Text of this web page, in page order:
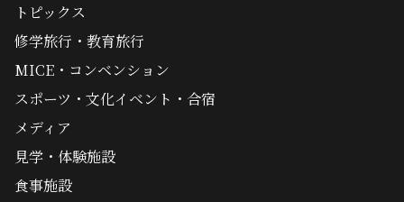
トピックス
修学旅行・教育旅行
MICE・コンベンション
スポーツ・文化イベント・合宿
メディア
見学・体験施設
食事施設